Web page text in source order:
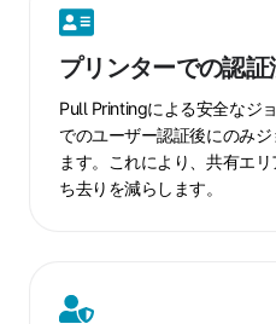
処
理
と
Tenant
Isolation
プリンターでの認
Pull Printingによる安全なジ
でのユーザー認証後にのみ
ます。これにより、共有エ
ち去りを減らします。
プ
ン
タ
ー
で
の
み
ア